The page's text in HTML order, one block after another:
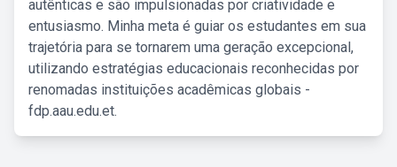
autênticas e são impulsionadas por criatividade e
entusiasmo. Minha meta é guiar os estudantes em sua
trajetória para se tornarem uma geração excepcional,
utilizando estratégias educacionais reconhecidas por
renomadas instituições acadêmicas globais -
fdp.aau.edu.et.